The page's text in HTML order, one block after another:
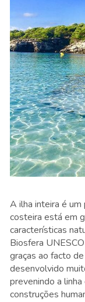
A ilha inteira é um
costeira está em
características
Biosfera
graças ao facto
desenvolvido
prevenindo a
construções